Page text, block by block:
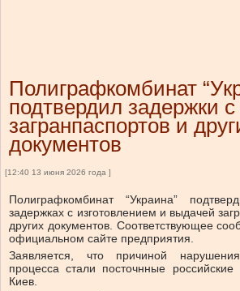
Полиграфкомбинат
подтвердил задержки
загранпаспортов и
документов
[12:40 13 июня 2026 года ]
Полиграфкомбинат “Украина”
задержках с изготовлением и выдачей
других документов. Соответствующее
официальном сайте предприятия.
Заявляется, что причиной нарушения
процесса стали посточнные
Киев.